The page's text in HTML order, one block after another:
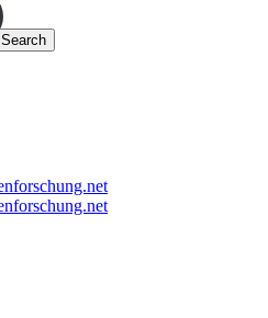
Search